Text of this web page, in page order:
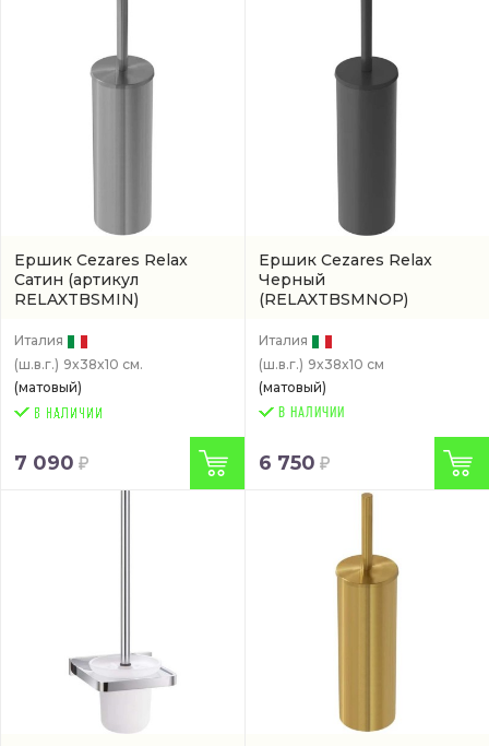
Ершик Cezares Relax
Сатин (артикул
RELAXTBSMIN)
Италия
(ш.в.г.) 9x38x10 см.
(матовый)
7 090
Ершик Cezares Relax
Черный
(RELAXTBSMNOP)
Италия
(ш.в.г.) 9x38x10 см
(матовый)
В НАЛИЧИИ
6 750